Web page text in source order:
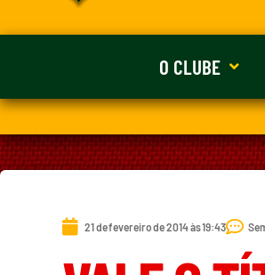
O CLUBE
21 de fevereiro de 2014 às 19:43